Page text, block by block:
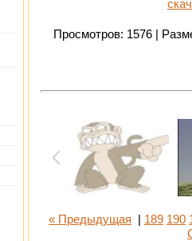
Просмотров: 1576 |
« Предыдущая 189 190